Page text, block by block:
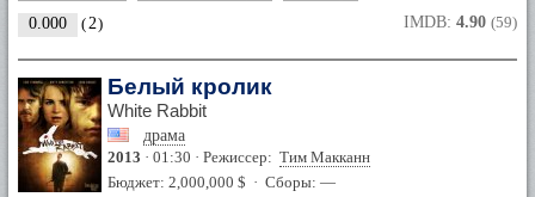
0.000 (2) IMDB: 4.90 (59)
Белый кролик
White Rabbit
драма
2013 · 01:30 · Режиссер: Тим Макканн
Бюджет: 2,000,000 $ · Сборы: —